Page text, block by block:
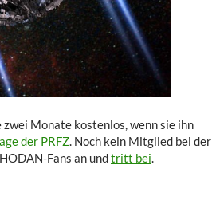
Monate kostenlos, wenn sie ihn
der PRFZ. Noch kein Mitglied bei der
Fans an undtritt bei.